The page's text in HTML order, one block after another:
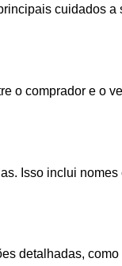
cuidados
o comprador e o
Isso inclui
detalhadas,